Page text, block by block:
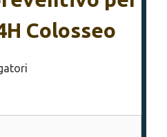
Colosseo